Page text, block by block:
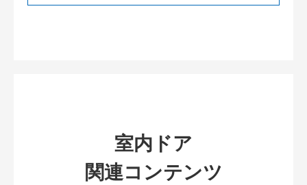
室内ドア
関連コンテンツ